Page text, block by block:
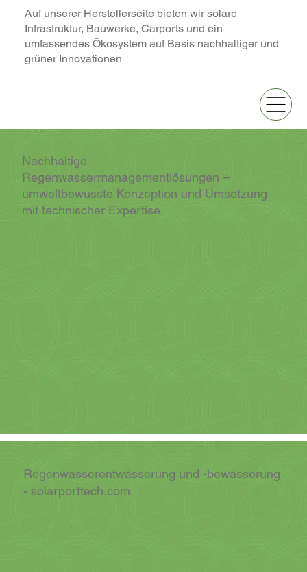
Auf unserer Herstellerseite bieten wir solare
Infrastruktur, Bauwerke, Carports und ein
umfassendes Ökosystem auf Basis nachhaltiger und
grüner Innovationen
Regenwasserentwässerung und -bewässerung
- solarporttech.com
Nachhaltige
Regenwassermanagementlösungen –
umweltbewusste Konzeption und Umsetzung
mit technischer Expertise.